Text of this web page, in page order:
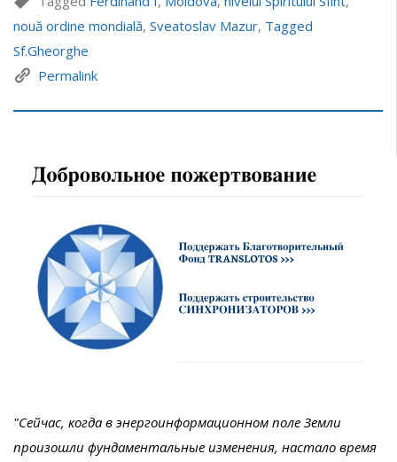
nouă ordine mondială, Sveatoslav Mazur, Tagged
Sf.Gheorghe
Permalink
"Сейчас, когда в энергоинформационном поле Земли
произошли фундаментальные изменения, настало время